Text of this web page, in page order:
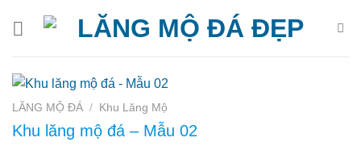
LĂNG MỘ ĐÁ / Khu Lăng Mộ
Khu lăng mộ đá – Mẫu 02